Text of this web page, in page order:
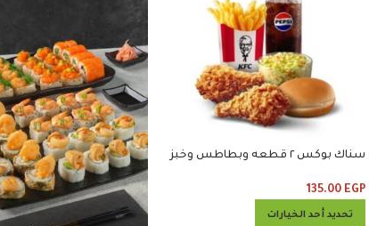
سناك بوكس ٢ قطعه وبطاطس وخبز
135.00 EGP
تحديد أحد الخيارات